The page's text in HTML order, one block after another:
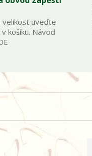
velikost uveďte
košíku. Návod